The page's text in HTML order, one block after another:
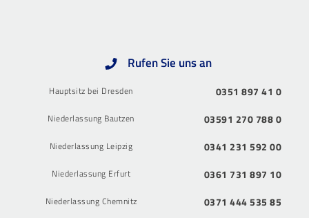
Rufen Sie uns an
Hauptsitz bei Dresden 0351 897 41 0
Niederlassung Bautzen 03591 270 788 0
Niederlassung Leipzig 0341 231 592 00
Niederlassung Erfurt 0361 731 897 10
Niederlassung Chemnitz 0371 444 535 85